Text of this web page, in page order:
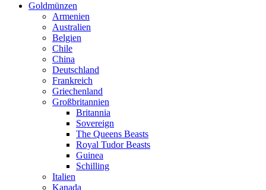
Goldmünzen
Armenien
Australien
Belgien
Chile
China
Deutschland
Frankreich
Griechenland
Großbritannien
Britannia
Sovereign
The Queens Beasts
Royal Tudor Beasts
Guinea
Schilling
Italien
Kanada